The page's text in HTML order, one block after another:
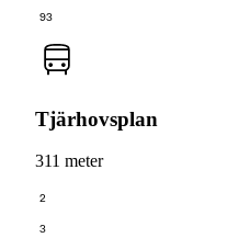
93
Tjärhovsplan
311 meter
2
3